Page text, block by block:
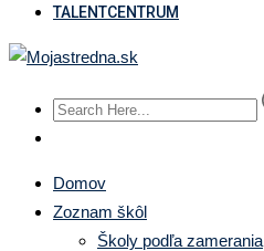
TALENTCENTRUM
Domov
Zoznam škôl
Školy podľa zamerania